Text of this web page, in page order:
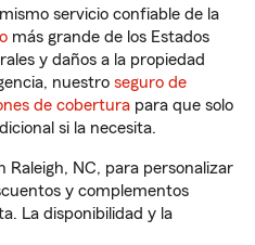
servicio confiable de la
más grande de los Estados
y daños a la propiedad
nuestro seguro de
de cobertura para que solo
si la necesita.
Raleigh, NC, para personalizar
y complementos
La disponibilidad y la